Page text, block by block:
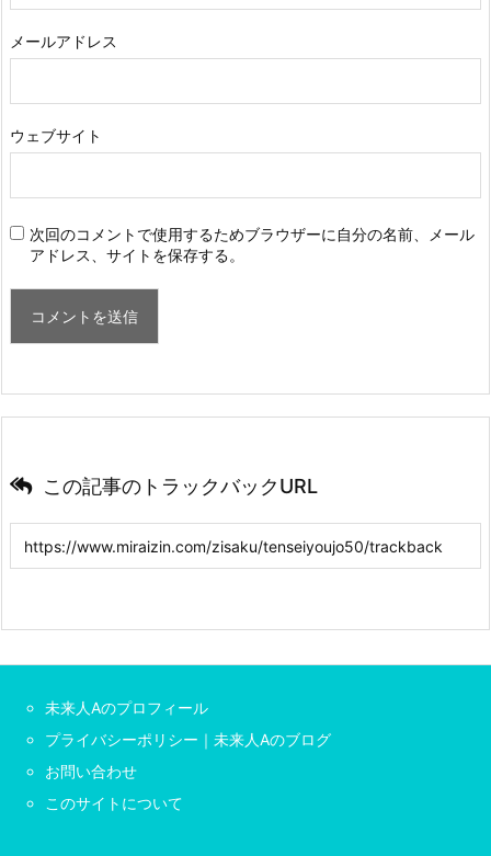
メールアドレス
ウェブサイト
次回のコメントで使用するためブラウザーに自分の名前、メール
アドレス、サイトを保存する。
この記事のトラックバックURL
未来人Aのプロフィール
プライバシーポリシー｜未来人Aのブログ
お問い合わせ
このサイトについて